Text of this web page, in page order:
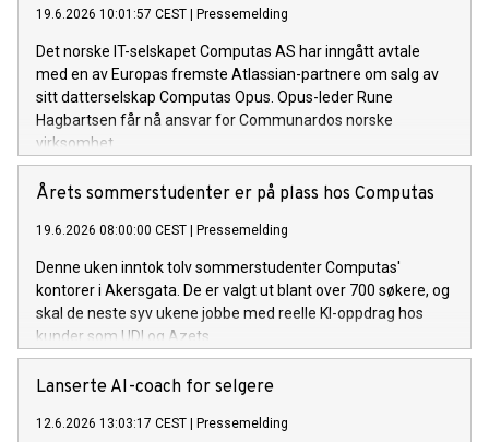
19.6.2026 10:01:57 CEST Pressemelding
Det norske IT-selskapet Computas AS har inngått avtale
med en av Europas fremste Atlassian-partnere om salg av
sitt datterselskap Computas Opus. Opus-leder Rune
Hagbartsen får nå ansvar for Communardos norske
virksomhet.
Årets sommerstudenter er på plass hos Computas
19.6.2026 08:00:00 CEST Pressemelding
Denne uken inntok tolv sommerstudenter Computas'
kontorer i Akersgata. De er valgt ut blant over 700 søkere, og
skal de neste syv ukene jobbe med reelle KI-oppdrag hos
kunder som UDI og Azets.
Lanserte AI-coach for selgere
12.6.2026 13:03:17 CEST Pressemelding